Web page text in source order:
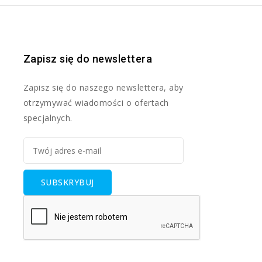
Zapisz się do newslettera
Zapisz się do naszego newslettera, aby
otrzymywać wiadomości o ofertach
specjalnych.